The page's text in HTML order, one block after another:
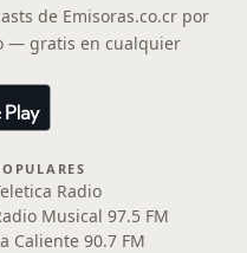
de Emisoras.co.cr por
— gratis en cualquier
Radio
Musical 97.5 FM
Caliente 90.7 FM